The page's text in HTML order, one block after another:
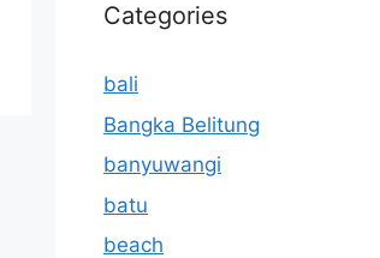
Categories
bali
Bangka Belitung
banyuwangi
batu
beach